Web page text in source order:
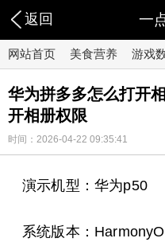
返回 一
网站首页 美食营养 游戏
华为拼多多怎么打开
开相册权限
时间：2026-04-22 09:35:41
演示机型：华为p50
系统版本：